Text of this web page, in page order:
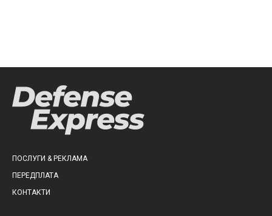
ПОСЛУГИ & РЕКЛАМА
ПЕРЕДПЛАТА
КОНТАКТИ